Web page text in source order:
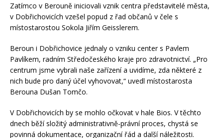
Zatímco v Berouně iniciovali vznik centra představitelé města,
v Dobřichovicích vzešel popud z řad občanů v čele s
místostarostou Sokola Jiřím Geisslerem.
Beroun i Dobřichovice jednaly o vzniku center s Pavlem
Pavlíkem, radním Středočeského kraje pro zdravotnictví. „Pro
centrum jsme vybrali naše zařízení a uvidíme, zda některé z
nich bude pro daný účel vyhovovat,“ uvedl místostarosta
Berouna Dušan Tomčo.
V Dobřichovicích by se mohlo očkovat v hale Bios. V těchto
dnech běží složitý administrativně-právní proces, chystá se
povinná dokumentace, organizační řád a další náležitosti.